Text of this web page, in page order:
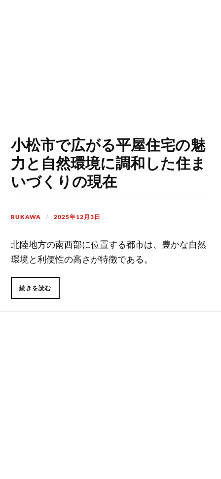
小松市で広がる平屋住宅の魅
力と自然環境に調和した住ま
いづくりの現在
RUKAWA 2025年12月3日
北陸地方の南西部に位置する都市は、豊かな自然
環境と利便性の高さが特徴である。
続きを読む